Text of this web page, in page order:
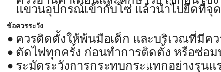
แขวนอุปกรณ์เข้ากับโซ่ แล้วนำไปยึดที่จุ
ข้อควรระวัง
ควรติดตั้งให้พ้นมือเด็ก และบริเวณที่มีค
ตัดไฟทุกครั้ง ก่อนทำการติดตั้ง หรือซ่อม
ระมัดระวังการกระทบกระแทกอย่างรุน